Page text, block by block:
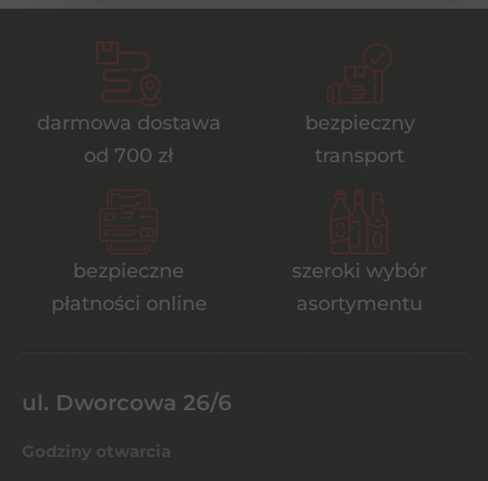
darmowa dostawa
od 700 zł
bezpieczny
transport
bezpieczne
płatności online
szeroki wybór
asortymentu
ul. Dworcowa 26/6
Godziny otwarcia